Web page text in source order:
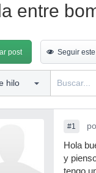
entre
post Seguir
#1
Hola
y